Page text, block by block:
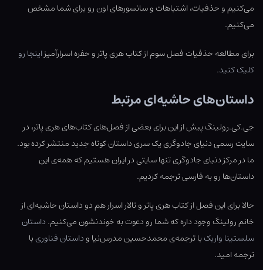
می‌کنیم و حذفیات، اشتباهات و سانسورهای اون رو برای شما مشخص
می‌کنیم.
برای مطالعه حذفیات فصل سوم از کتاب هری پاتر و حفره اسرارآمیزاینجا رو
کلیک کنید.
داستان‌های حاشیه‌ای مرتبط
جی.کی.رولینگ پیش از این برای بعضی از فصل‌های کتاب‌های هری پاتر، در
سایت رسمی دنیای جادوگری یک سری داستان کوتاه جدید منتشر کرده بود.
ما در مرکز دنیای جادوگری تنها سایتی در ایران هستیم که همه‌ی این
داستان‌ها رو به فارسی ترجمه کردیم.
حالا برای این فصل از کتاب هری پاتر و تالار اسرار هم دو داستان حاشیه‌ای از
خانم رولینگ وجود داره که شما رو دعوت به خوندنشون می‌کنیم. داستان
سلستینا واربکبا ترجمه‌ی محمدحسین مدرس‌نیا و داستان فناوریبا
ترجمه امید.